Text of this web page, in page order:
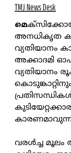
TMJ News Desk
മെ
അനധികൃത
വ്യതിയാനം
അക്കാദമി
വ്യതിയാനം
വരൾച്ച